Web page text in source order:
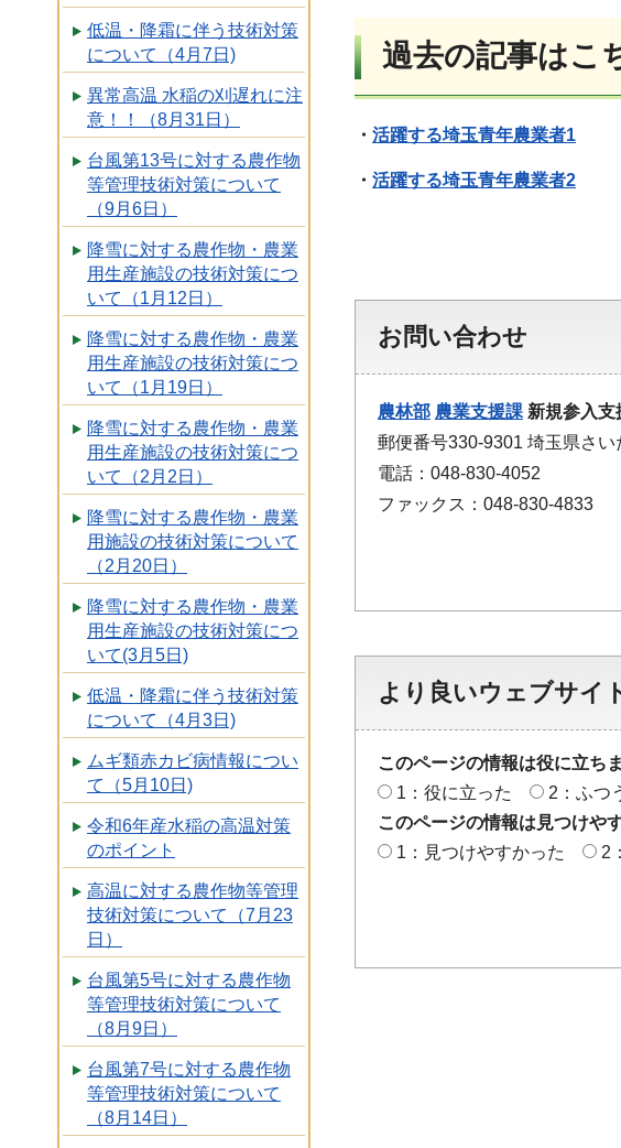
低温・降霜に伴う技術対策
について（4月7日)
異常高温 水稲の刈遅れに注
意！！（8月31日）
台風第13号に対する農作物
等管理技術対策について
（9月6日）
降雪に対する農作物・農業
用生産施設の技術対策につ
いて（1月12日）
降雪に対する農作物・農業
用生産施設の技術対策につ
いて（1月19日）
降雪に対する農作物・農業
用生産施設の技術対策につ
いて（2月2日）
降雪に対する農作物・農業
用施設の技術対策について
（2月20日）
降雪に対する農作物・農業
用生産施設の技術対策につ
いて(3月5日)
低温・降霜に伴う技術対策
について（4月3日)
ムギ類赤カビ病情報につい
て（5月10日)
令和6年産水稲の高温対策
のポイント
高温に対する農作物等管理
技術対策について（7月23
日）
台風第5号に対する農作物
等管理技術対策について
（8月9日）
台風第7号に対する農作物
等管理技術対策について
（8月14日）
過去の記事はこ
・ 活躍する埼玉青年農業者1
・ 活躍する埼玉青年農業者2
お問い合わせ
農林部 農業支援課 新規参入支
郵便番号330-9301 埼玉県さ
電話：048-830-4052
ファックス：048-830-4833
より良いウェブサイ
このページの情報は役に立ち
1：役に立った
2：ふつ
このページの情報は見つけや
1：見つけやすかった
2